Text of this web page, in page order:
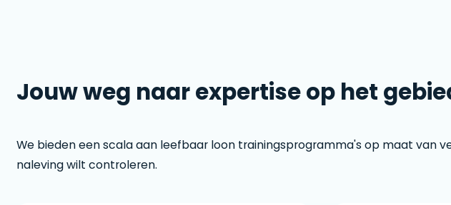
Jouw weg naar expertise op het
We bieden een scala aan leefbaar loon trainingsprogramma's op maat van
naleving wilt controleren.